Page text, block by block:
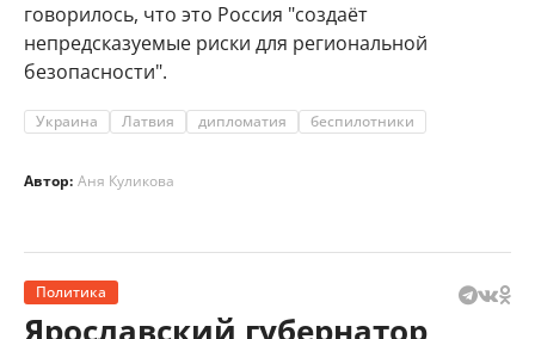
говорилось, что это Россия "создаёт
непредсказуемые риски для региональной
безопасности".
Украина Латвия дипломатия беспилотники
Автор: Аня Куликова
Политика